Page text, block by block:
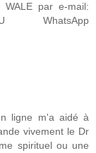
WALE par e-mail:
WhatsApp
ligne m'a aidé à
vivement le Dr
spirituel ou une